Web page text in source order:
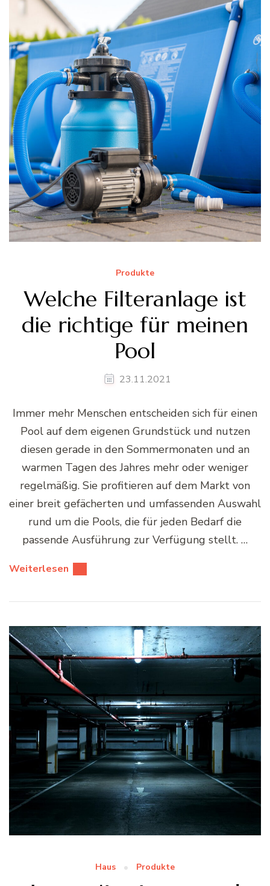
Produkte
Welche Filteranlage ist
die richtige für meinen
Pool
23.11.2021
Immer mehr Menschen entscheiden sich für einen
Pool auf dem eigenen Grundstück und nutzen
diesen gerade in den Sommermonaten und an
warmen Tagen des Jahres mehr oder weniger
regelmäßig. Sie profitieren auf dem Markt von
einer breit gefächerten und umfassenden Auswahl
rund um die Pools, die für jeden Bedarf die
passende Ausführung zur Verfügung stellt. …
Weiterlesen
Haus Produkte